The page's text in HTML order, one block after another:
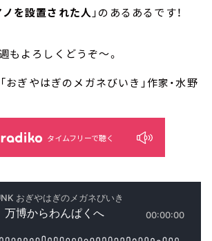
を設置された人 」のあるあるです！
もよろしくどうぞ～。
「おぎやはぎのメガネびいき」作家・水野
タイムフリーで聴く